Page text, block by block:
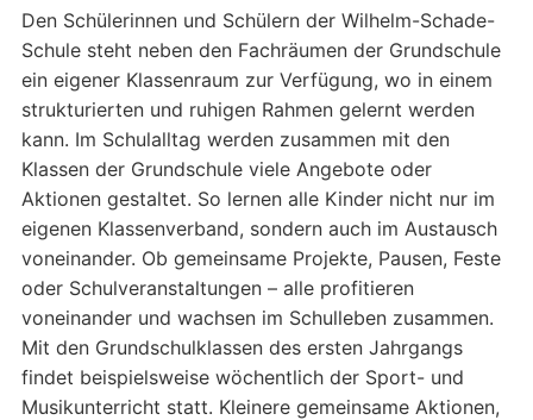
Den Schülerinnen und Schülern der Wilhelm-Schade-
Schule steht neben den Fachräumen der Grundschule
ein eigener Klassenraum zur Verfügung, wo in einem
strukturierten und ruhigen Rahmen gelernt werden
kann. Im Schulalltag werden zusammen mit den
Klassen der Grundschule viele Angebote oder
Aktionen gestaltet. So lernen alle Kinder nicht nur im
eigenen Klassenverband, sondern auch im Austausch
voneinander. Ob gemeinsame Projekte, Pausen, Feste
oder Schulveranstaltungen – alle profitieren
voneinander und wachsen im Schulleben zusammen.
Mit den Grundschulklassen des ersten Jahrgangs
findet beispielsweise wöchentlich der Sport- und
Musikunterricht statt. Kleinere gemeinsame Aktionen,